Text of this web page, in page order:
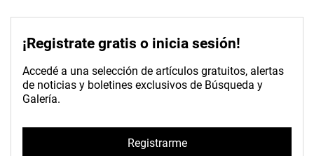
¡Registrate gratis o inicia sesión!
Accedé a una selección de artículos gratuitos, alertas
de noticias y boletines exclusivos de Búsqueda y
Galería.
Registrarme